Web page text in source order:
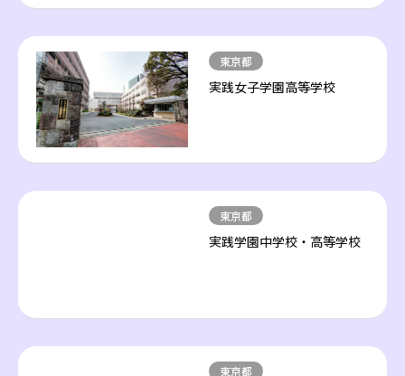
東京都
実践女子学園高等学校
東京都
実践学園中学校・高等学校
東京都